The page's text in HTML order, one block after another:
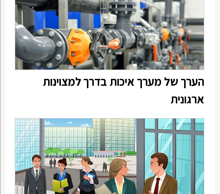
הערך של מערך איכות בדרך למצוינות
ארגונית